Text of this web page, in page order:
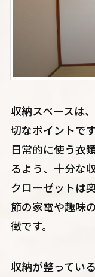
収納スペースは
切なポイントです
日常的に使う衣
るよう、十分な
クローゼットは
節の家電や趣味
徴です。
収納が整ってい